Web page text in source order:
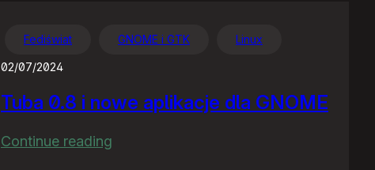
Fediświat GNOME i GTK Linux
02/07/2024
Tuba 0.8 i nowe aplikacje dla GNOME
Continue reading